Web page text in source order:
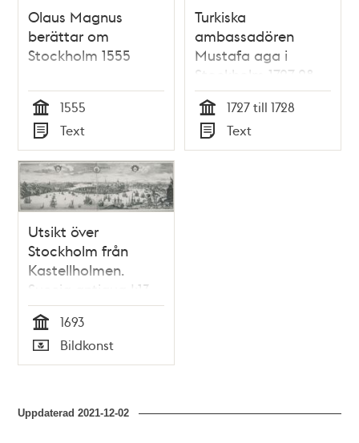
Olaus Magnus
berättar om
Stockholm 1555
Tid
1555
Typ
Text
Turkiska
ambassadören
Mustafa aga i
Stockholm 1727-28
Tid
1727 till 1728
Typ
Text
Utsikt över
Stockholm från
Kastellholmen.
Suecia antiqua I:13.
Efter förlaga av Erik
Dahlbergh. Stokholmia
orientem versus.
Tid
1693
Typ
Bildkonst
Uppdaterad2021-12-02